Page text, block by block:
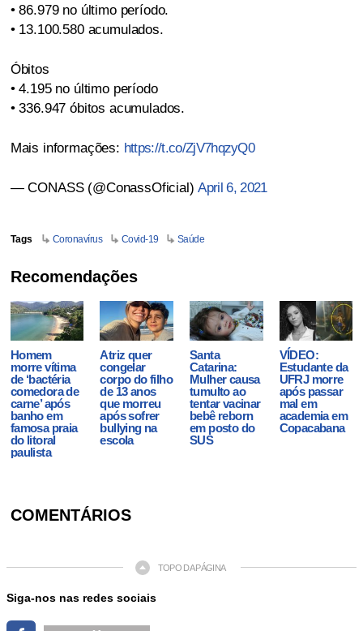
• 86.979 no último período.
• 13.100.580 acumulados.
Óbitos
• 4.195 no último período
• 336.947 óbitos acumulados.
Mais informações: https://t.co/ZjV7hqzyQ0
— CONASS (@ConassOficial)April 6, 2021
Tags Coronavírus Covid-19 Saúde
Recomendações
Homem
morre vítima
de ‘bactéria
comedora de
carne’ após
banho em
famosa praia
do litoral
paulista
Atriz quer
congelar
corpo do filho
de 13 anos
que morreu
após sofrer
bullying na
escola
Santa
Catarina:
Mulher causa
tumulto ao
tentar vacinar
bebê reborn
em posto do
SUS
VÍDEO:
Estudante da
UFRJ morre
após passar
mal em
academia em
Copacabana
COMENTÁRIOS
TOPO DA PÁGINA
Siga-nos nas redes sociais